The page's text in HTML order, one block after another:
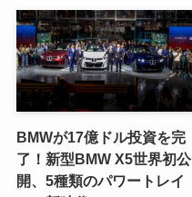
BMWが17億ドル投資を完
了！新型BMW X5世界初公
開、5種類のパワートレイ